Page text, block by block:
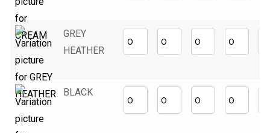
GREY
HEATHER
BLACK